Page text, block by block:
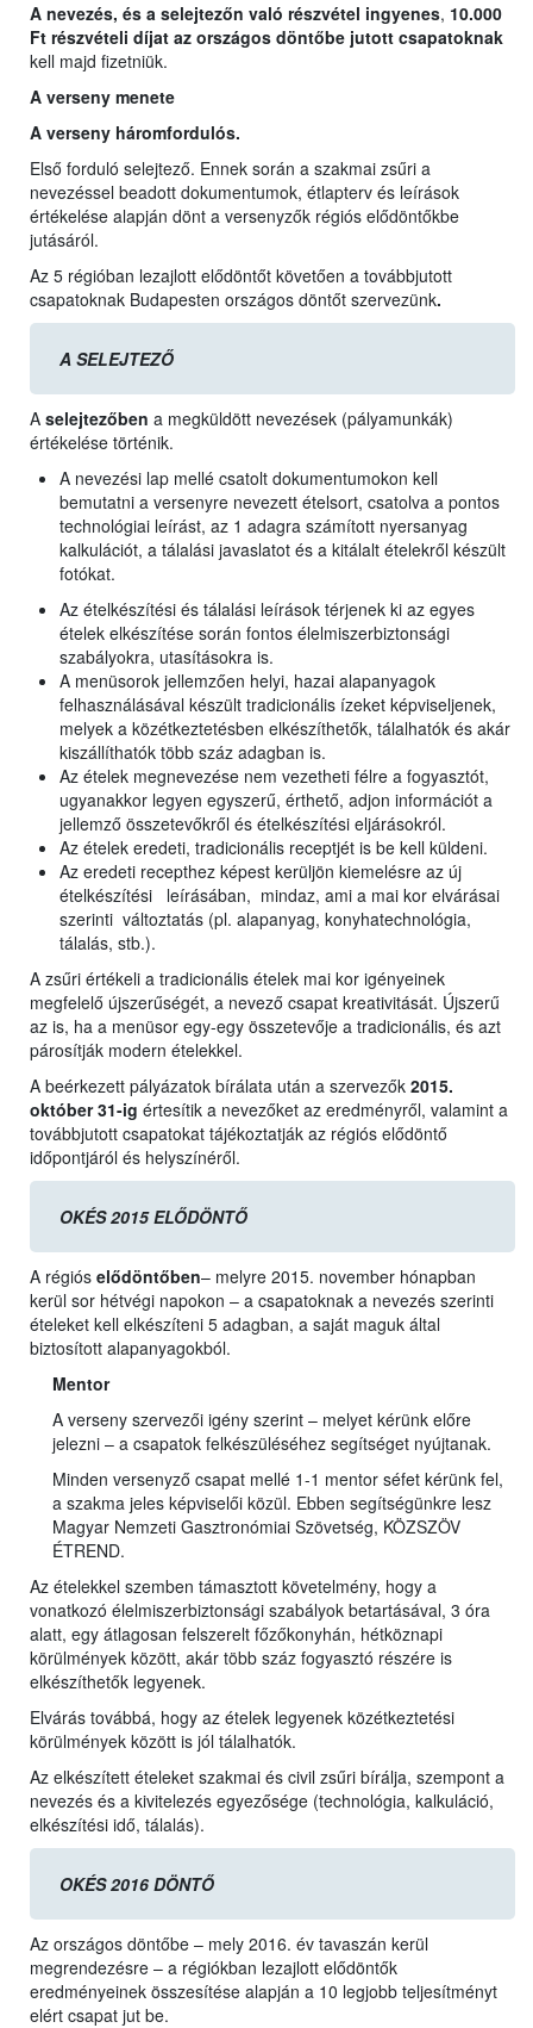
A nevezés, és a selejtezőn való részvétel ingyenes, 10.000
Ft részvételi díjat az országos döntőbe jutott csapatoknak
kell majd fizetniük.
A verseny menete
A verseny háromfordulós.
Első forduló selejtező. Ennek során a szakmai zsűri a
nevezéssel beadott dokumentumok, étlapterv és leírások
értékelése alapján dönt a versenyzők régiós elődöntőkbe
jutásáról.
Az 5 régióban lezajlott elődöntőt követően a továbbjutott
csapatoknak Budapesten országos döntőt szervezünk.
A SELEJTEZŐ
A selejtezőben a megküldött nevezések (pályamunkák)
értékelése történik.
A nevezési lap mellé csatolt dokumentumokon kell
bemutatni a versenyre nevezett ételsort, csatolva a pontos
technológiai leírást, az 1 adagra számított nyersanyag
kalkulációt, a tálalási javaslatot és a kitálalt ételekről készült
fotókat.
Az ételkészítési és tálalási leírások térjenek ki az egyes
ételek elkészítése során fontos élelmiszerbiztonsági
szabályokra, utasításokra is.
A menüsorok jellemzően helyi, hazai alapanyagok
felhasználásával készült tradicionális ízeket képviseljenek,
melyek a közétkeztetésben elkészíthetők, tálalhatók és akár
kiszállíthatók több száz adagban is.
Az ételek megnevezése nem vezetheti félre a fogyasztót,
ugyanakkor legyen egyszerű, érthető, adjon információt a
jellemző összetevőkről és ételkészítési eljárásokról.
Az ételek eredeti, tradicionális receptjét is be kell küldeni.
Az eredeti recepthez képest kerüljön kiemelésre az új
ételkészítési leírásában, mindaz, ami a mai kor elvárásai
szerinti változtatás (pl. alapanyag, konyhatechnológia,
tálalás, stb.).
A zsűri értékeli a tradicionális ételek mai kor igényeinek
megfelelő újszerűségét, a nevező csapat kreativitását. Újszerű
az is, ha a menüsor egy-egy összetevője a tradicionális, és azt
párosítják modern ételekkel.
A beérkezett pályázatok bírálata után a szervezők 2015.
október 31-ig értesítik a nevezőket az eredményről, valamint a
továbbjutott csapatokat tájékoztatják az régiós elődöntő
időpontjáról és helyszínéről.
OKÉS 2015 ELŐDÖNTŐ
A régiós elődöntőben– melyre 2015. november hónapban
kerül sor hétvégi napokon – a csapatoknak a nevezés szerinti
ételeket kell elkészíteni 5 adagban, a saját maguk által
biztosított alapanyagokból.
Mentor
A verseny szervezői igény szerint – melyet kérünk előre
jelezni – a csapatok felkészüléséhez segítséget nyújtanak.
Minden versenyző csapat mellé 1-1 mentor séfet kérünk fel,
a szakma jeles képviselői közül. Ebben segítségünkre lesz
Magyar Nemzeti Gasztronómiai Szövetség, KÖZSZÖV
ÉTREND.
Az ételekkel szemben támasztott követelmény, hogy a
vonatkozó élelmiszerbiztonsági szabályok betartásával, 3 óra
alatt, egy átlagosan felszerelt főzőkonyhán, hétköznapi
körülmények között, akár több száz fogyasztó részére is
elkészíthetők legyenek.
Elvárás továbbá, hogy az ételek legyenek közétkeztetési
körülmények között is jól tálalhatók.
Az elkészített ételeket szakmai és civil zsűri bírálja, szempont a
nevezés és a kivitelezés egyezősége (technológia, kalkuláció,
elkészítési idő, tálalás).
OKÉS 2016 DÖNTŐ
Az országos döntőbe – mely 2016. év tavaszán kerül
megrendezésre – a régiókban lezajlott elődöntők
eredményeinek összesítése alapján a 10 legjobb teljesítményt
elért csapat jut be.